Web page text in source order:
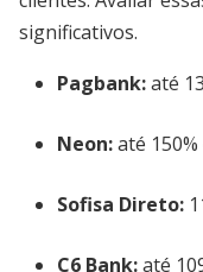
significativos.
Pagbank:até
Neon:até 150%
Sofisa Direto:
C6 Bank:até